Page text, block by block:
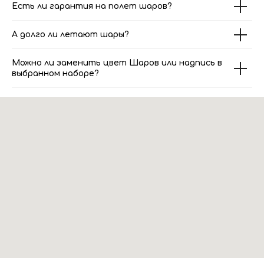
Есть ли гарантия на полет шаров?
А долго ли летают шары?
Можно ли заменить цвет Шаров или надпись в
выбранном наборе?